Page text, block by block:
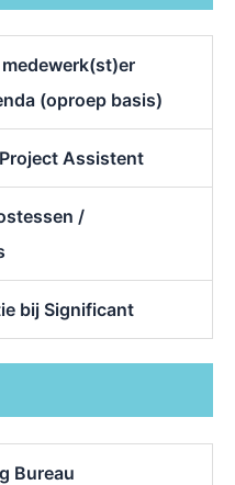
(oproep basis)
Assistent
/
bij Significant
Bureau